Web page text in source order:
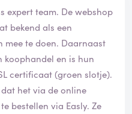
expert team. De webshop
bekend als een
mee te doen. Daarnaast
koophandel en is hun
certificaat (groen slotje).
het via de online
bestellen via Easly. Ze